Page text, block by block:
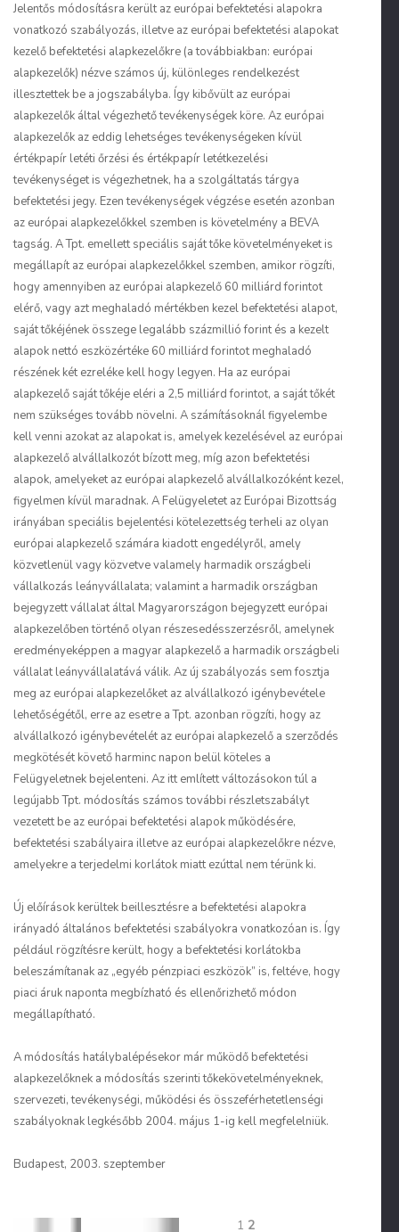
Jelentős módosításra került az európai befektetési alapokra
vonatkozó szabályozás, illetve az európai befektetési alapokat
kezelő befektetési alapkezelőkre (a továbbiakban: európai
alapkezelők) nézve számos új, különleges rendelkezést
illesztettek be a jogszabályba. Így kibővült az európai
alapkezelők által végezhető tevékenységek köre. Az európai
alapkezelők az eddig lehetséges tevékenységeken kívül
értékpapír letéti őrzési és értékpapír letétkezelési
tevékenységet is végezhetnek, ha a szolgáltatás tárgya
befektetési jegy. Ezen tevékenységek végzése esetén azonban
az európai alapkezelőkkel szemben is követelmény a BEVA
tagság. A Tpt. emellett speciális saját tőke követelményeket is
megállapít az európai alapkezelőkkel szemben, amikor rögzíti,
hogy amennyiben az európai alapkezelő 60 milliárd forintot
elérő, vagy azt meghaladó mértékben kezel befektetési alapot,
saját tőkéjének összege legalább százmillió forint és a kezelt
alapok nettó eszközértéke 60 milliárd forintot meghaladó
részének két ezreléke kell hogy legyen. Ha az európai
alapkezelő saját tőkéje eléri a 2,5 milliárd forintot, a saját tőkét
nem szükséges tovább növelni. A számításoknál figyelembe
kell venni azokat az alapokat is, amelyek kezelésével az európai
alapkezelő alvállalkozót bízott meg, míg azon befektetési
alapok, amelyeket az európai alapkezelő alvállalkozóként kezel,
figyelmen kívül maradnak. A Felügyeletet az Európai Bizottság
irányában speciális bejelentési kötelezettség terheli az olyan
európai alapkezelő számára kiadott engedélyről, amely
közvetlenül vagy közvetve valamely harmadik országbeli
vállalkozás leányvállalata; valamint a harmadik országban
bejegyzett vállalat által Magyarországon bejegyzett európai
alapkezelőben történő olyan részesedésszerzésről, amelynek
eredményeképpen a magyar alapkezelő a harmadik országbeli
vállalat leányvállalatává válik. Az új szabályozás sem fosztja
meg az európai alapkezelőket az alvállalkozó igénybevétele
lehetőségétől, erre az esetre a Tpt. azonban rögzíti, hogy az
alvállalkozó igénybevételét az európai alapkezelő a szerződés
megkötését követő harminc napon belül köteles a
Felügyeletnek bejelenteni. Az itt említett változásokon túl a
legújabb Tpt. módosítás számos további részletszabályt
vezetett be az európai befektetési alapok működésére,
befektetési szabályaira illetve az európai alapkezelőkre nézve,
amelyekre a terjedelmi korlátok miatt ezúttal nem térünk ki.
Új előírások kerültek beillesztésre a befektetési alapokra
irányadó általános befektetési szabályokra vonatkozóan is. Így
például rögzítésre került, hogy a befektetési korlátokba
beleszámítanak az „egyéb pénzpiaci eszközök” is, feltéve, hogy
piaci áruk naponta megbízható és ellenőrizhető módon
megállapítható.
A módosítás hatálybalépésekor már működő befektetési
alapkezelőknek a módosítás szerinti tőkekövetelményeknek,
szervezeti, tevékenységi, működési és összeférhetetlenségi
szabályoknak legkésőbb 2004. május 1-ig kell megfelelniük.
Budapest, 2003. szeptember
1 2